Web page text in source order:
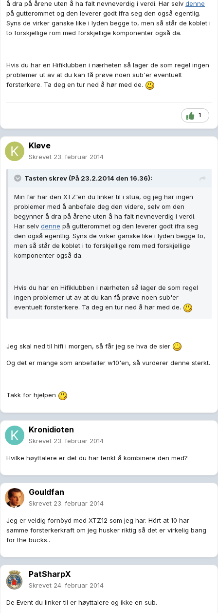
å dra på årene uten å ha falt nevneverdig i verdi. Har selv denne
på gutterommet og den leverer godt ifra seg den også egentlig.
Syns de virker ganske like i lyden begge to, men så står de koblet i
to forskjellige rom med forskjellige komponenter også da.
Hvis du har en Hifiklubben i nærheten så lager de som regel ingen
problemer ut av at du kan få prøve noen sub'er eventuelt
forsterkere. Ta deg en tur ned å hør med de.
1
Kløve
Skrevet 23. februar 2014
Tasten skrev (På 23.2.2014 den 16.36):
Min far har den XTZ'en du linker til i stua, og jeg har ingen
problemer med å anbefale deg den videre, selv om den
begynner å dra på årene uten å ha falt nevneverdig i verdi.
Har selv denne på gutterommet og den leverer godt ifra seg
den også egentlig. Syns de virker ganske like i lyden begge to,
men så står de koblet i to forskjellige rom med forskjellige
komponenter også da.
Hvis du har en Hifiklubben i nærheten så lager de som regel
ingen problemer ut av at du kan få prøve noen sub'er
eventuelt forsterkere. Ta deg en tur ned å hør med de.
Jeg skal ned til hifi i morgen, så får jeg se hva de sier
Og det er mange som anbefaller w10'en, så vurderer denne sterkt.
Takk for hjelpen
Kronidioten
Skrevet 23. februar 2014
Hvilke høyttalere er det du har tenkt å kombinere den med?
Gouldfan
Skrevet 23. februar 2014
Jeg er veldig fornöyd med XTZ12 som jeg har. Hört at 10 har
samme forsterkerkraft om jeg husker riktig så det er virkelig bang
for the bucks..
PatSharpX
Skrevet 24. februar 2014
De Event du linker til er høyttalere og ikke en sub.